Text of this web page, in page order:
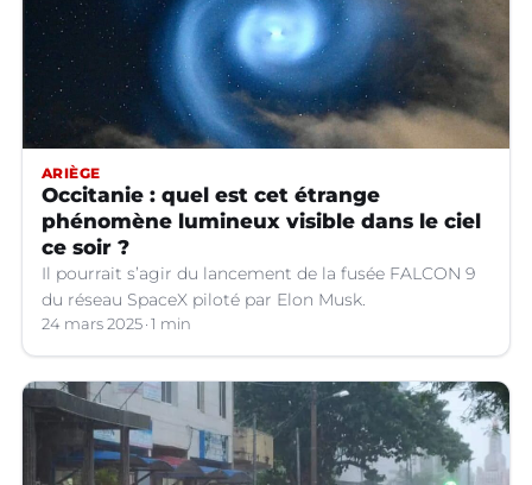
ARIÈGE
Occitanie : quel est cet étrange
phénomène lumineux visible dans le ciel
ce soir ?
Il pourrait s’agir du lancement de la fusée FALCON 9
du réseau SpaceX piloté par Elon Musk.
24 mars 2025 1 min